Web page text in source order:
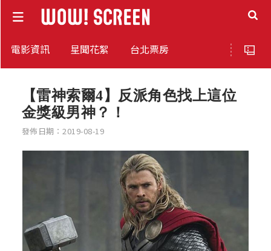
電影資訊 星聞花絮 台北票房
【雷神索爾4】反派角色找上這位
金獎級男神？！
發佈日期：2019-08-19